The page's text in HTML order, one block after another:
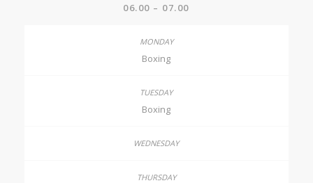
06.00 – 07.00
Boxing
Boxing